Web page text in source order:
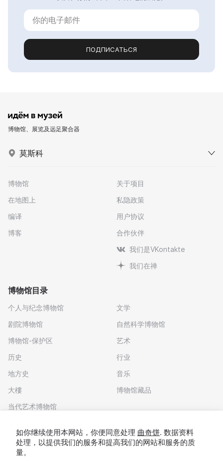
ПОДПИСАТЬСЯ
博物馆、展览及远足聚合器
莫斯科
博物馆
在地图上
编译
博客
关于项目
私隐政策
用户协议
合作伙伴
我们是VKontakte
我们在禅
博物馆目录
个人与纪念博物馆
剧院博物馆
博物馆-保护区
历史
地方史
大樓
当代艺术博物馆
文学
自然科学博物馆
艺术
行业
音乐
博物馆藏品
如你继续使用本网站，你便同意处理 曲奇饼. 数据资料
处理，以提供我们的服务和提高我们的网站和服务的质
量。